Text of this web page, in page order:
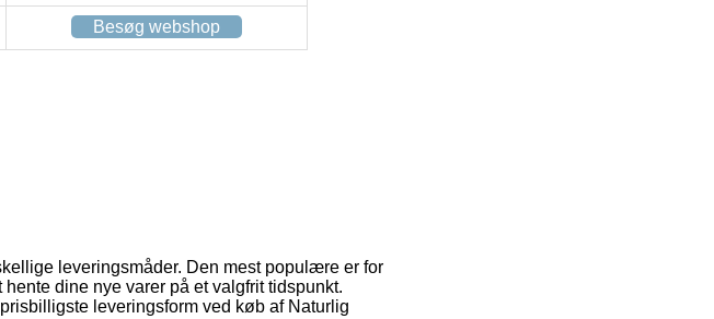
Besøg webshop
leveringsmåder. Den mest populære er for
dine nye varer på et valgfrit tidspunkt.
leveringsform ved køb af Naturlig